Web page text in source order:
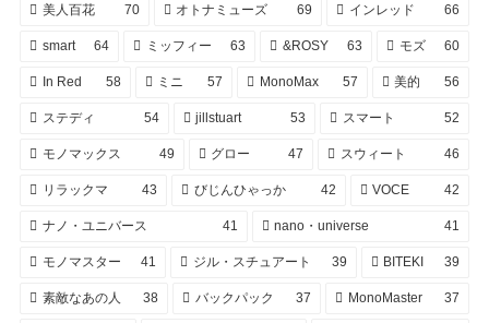
美人百花 70 オトナミューズ 69 インレッド 66
smart 64 ミッフィー 63 &ROSY 63 モズ 60
In Red 58 ミニ 57 MonoMax 57 美的 56
ステディ 54 jillstuart 53 スマート 52
モノマックス 49 グロー 47 スウィート 46
リラックマ 43 びじんひゃっか 42 VOCE 42
ナノ・ユニバース 41 nano・universe 41
モノマスター 41 ジル・スチュアート 39 BITEKI 39
素敵なあの人 38 バックパック 37 MonoMaster 37